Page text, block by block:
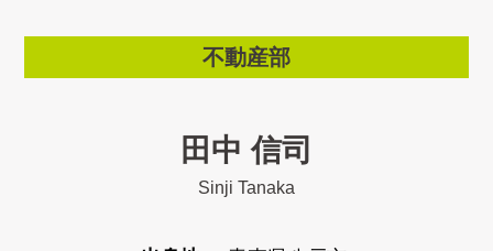
不動産部
田中 信司
Sinji Tanaka